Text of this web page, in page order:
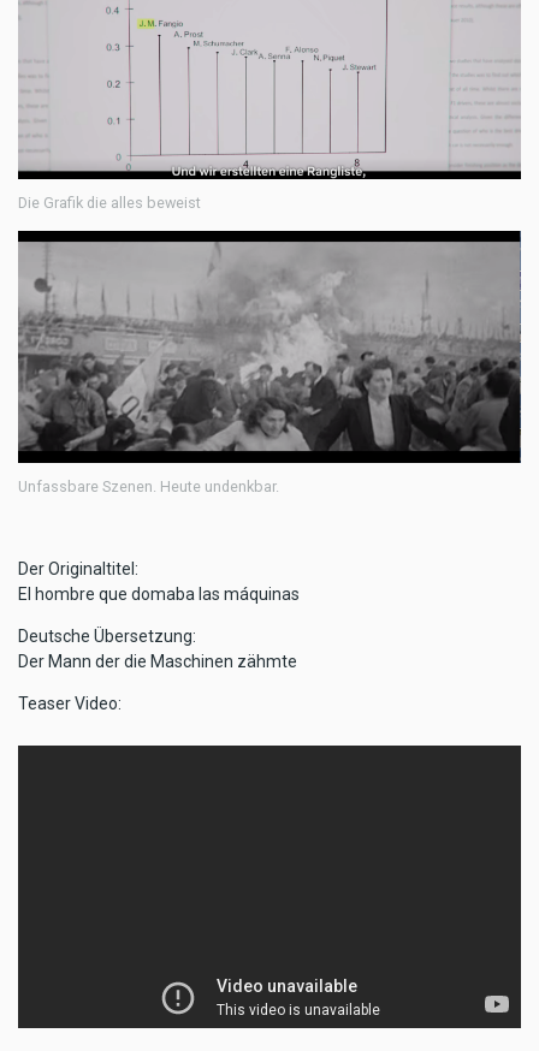
Die Grafik die alles beweist
Unfassbare Szenen. Heute undenkbar.
Der Originaltitel:
El hombre que domaba las máquinas
Deutsche Übersetzung:
Der Mann der die Maschinen zähmte
Teaser Video: